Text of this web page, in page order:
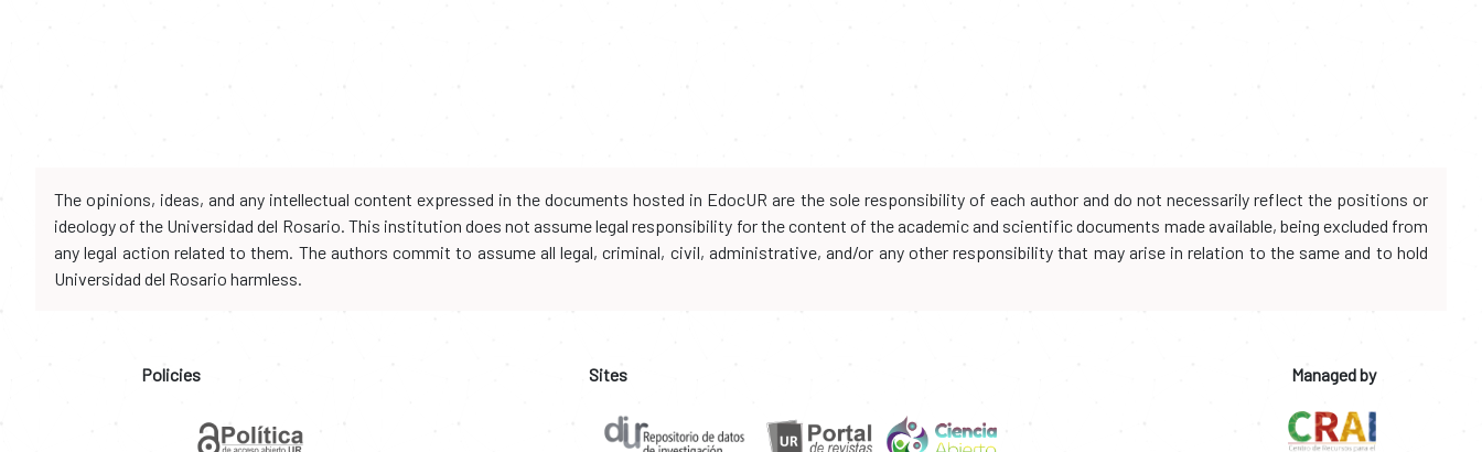
The opinions, ideas, and any intellectual content expressed in the documents hosted in EdocUR are the sole responsibility of each author and do not necessarily reflect the positions or
ideology of the Universidad del Rosario. This institution does not assume legal responsibility for the content of the academic and scientific documents made available, being excluded from
any legal action related to them. The authors commit to assume all legal, criminal, civil, administrative, and/or any other responsibility that may arise in relation to the same and to hold
Universidad del Rosario harmless.
Policies Sites Managed by